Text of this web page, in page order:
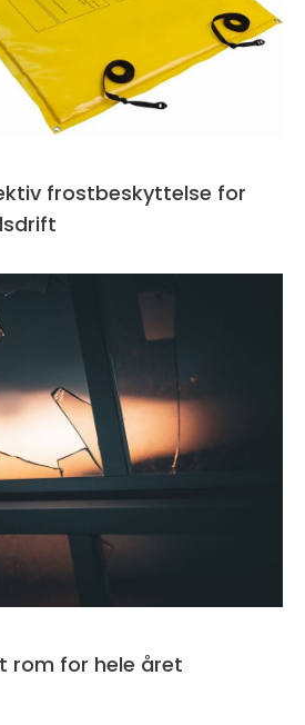
et lyst rom for hele året